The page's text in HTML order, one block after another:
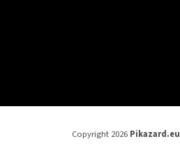
Copyright 2026 Pikazard.eu